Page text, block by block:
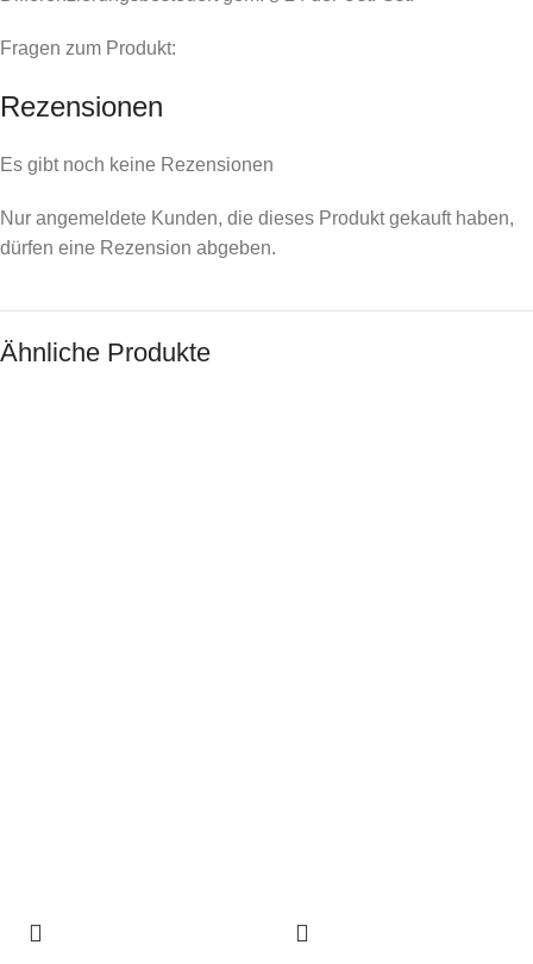
Fragen zum Produkt:
Rezensionen
Es gibt noch keine Rezensionen
Nur angemeldete Kunden, die dieses Produkt gekauft haben,
dürfen eine Rezension abgeben.
Ähnliche Produkte